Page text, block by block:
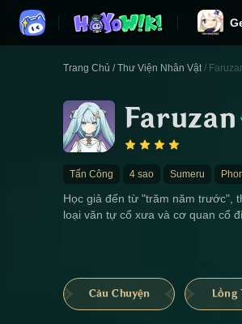
Trang Chủ / Thư Viện Nhân Vật /
Faruzan
Tấn Công 4 sao Sumeru
Học giả đến từ "trăm năm trước",
loại văn tự cổ xưa và cơ quan cổ
Câu Chuyện Lồng